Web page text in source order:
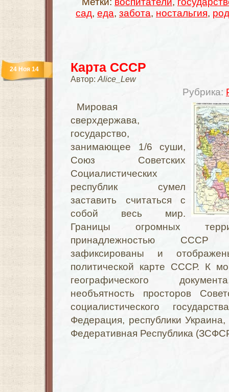
сад, еда, забота, ностальгия,
Карта СССР
Автор: Alice_Lew
Рубрика:
24 Ноя 14
Мировая
сверхдержава,
государство,
занимающее 1/6 суши,
Союз Советских
Социалистических
республик сумел
заставить считаться с
собой весь мир.
Границы огромных
принадлежностью СССР
зафиксированы и
политической карте СССР. К
географического
необъятность просторов
социалистического
Федерация, республики Украина,
Федеративная Республика